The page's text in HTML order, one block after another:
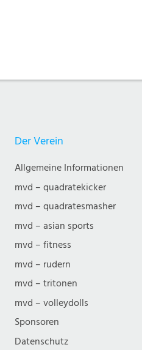
Der Verein
Allgemeine Informationen
mvd – quadratekicker
mvd – quadratesmasher
mvd – asian sports
mvd – fitness
mvd – rudern
mvd – tritonen
mvd – volleydolls
Sponsoren
Datenschutz